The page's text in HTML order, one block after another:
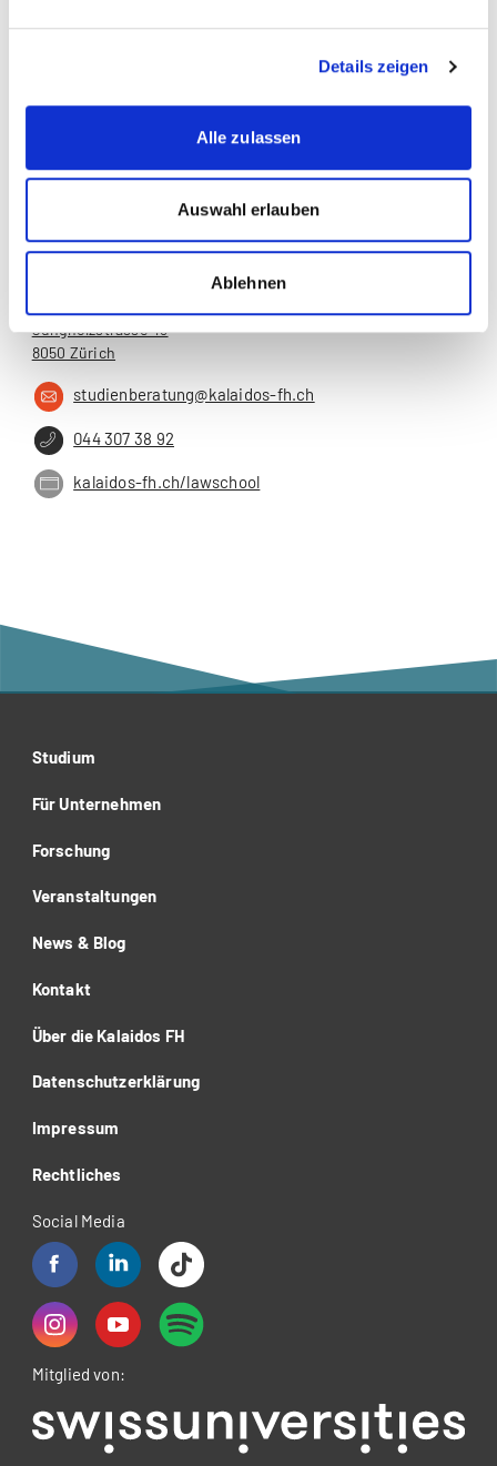
Details zeigen
Alle zulassen
Auswahl erlauben
Ablehnen
Kalaidos Fachhochschule
info@kalaidos-fh.ch
044 200 19 19
www.kalaidos-fh.ch
Kalaidos Law School - Lehre
Jungholzstrasse 43
8050 Zürich
studienberatung@kalaidos-fh.ch
044 307 38 92
kalaidos-fh.ch/lawschool
Studium
Für Unternehmen
Forschung
Veranstaltungen
News & Blog
Kontakt
Über die Kalaidos FH
Datenschutzerklärung
Impressum
Rechtliches
Social Media
Mitglied von: